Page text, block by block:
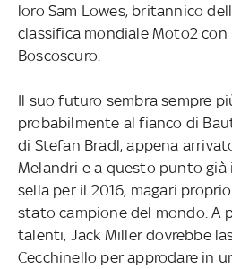
loro Sam Lowes, britannico
classifica mondiale Moto2
Boscoscuro.
Il suo futuro sembra sempre
probabilmente al fianco di
di Stefan Bradl, appena
Melandri e a questo punto
sella per il 2016, magari
stato campione del mondo. A
talenti, Jack Miller dovrebbe
Cecchinello per approdare in